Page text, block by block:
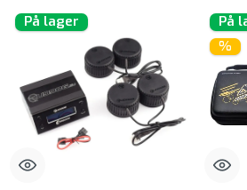
På lager
På
%